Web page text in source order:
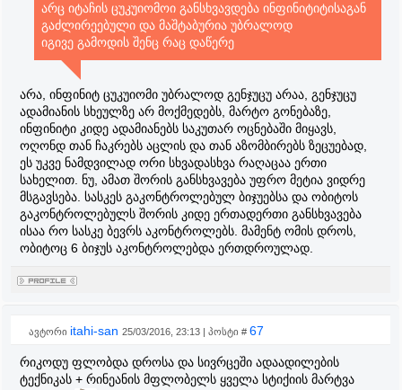
არც იტაჩის ცუკუიომოი განსხვავდება ინფინიტიტისაგან
გაძლირეებული და მაშტაბურია უბრალოდ
იგივე გამოდის შენც რაც დაწერე
არა, ინფინიტ ცუკუიომი უბრალოდ გენჯუცუ არაა, გენჯუცუ
ადამიანის სხეულზე არ მოქმედებს, მარტო გონებაზე,
ინფინიტი კიდე ადამიანებს საკუთარ ოცნებაში მიყავს,
ოღონდ თან ჩაკრებს აცლის და თან აზომბირებს ზეცუებად,
ეს უკვე ნამდვილად ორი სხვადასხვა რაღაცაა ერთი
სახელით. ნუ, ამათ შორის განსხვავება უფრო მეტია ვიდრე
მსგავსება. სასკეს გაკონტროლებულ ბიჯუებსა და ობიტოს
გაკონტროლებულს შორის კიდე ერთადერთი განსხვავება
ისაა რო სასკე ბევრს აკონტროლებს. მამენტ ომის დროს,
ობიტოც 6 ბიჯუს აკონტროლებდა ერთდროულად.
ავტორი itahi-san 25/03/2016, 23:13 | პოსტი # 67
რიკოდუ ფლობდა დროსა და სივრცეში ადაადილების
ტექნიკას + რინეანის მფლობელს ყველა სტიქიის მარტვა